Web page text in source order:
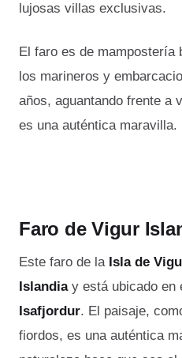
lujosas villas exclusivas.
El faro es de mampostería
los marineros y
años, aguantando frente a
es una auténtica maravilla.
Faro de Vigur
Este faro de la Isla de
Islandia y está ubicado en
Isafjordur. El paisaje,
fiordos, es una auténtica